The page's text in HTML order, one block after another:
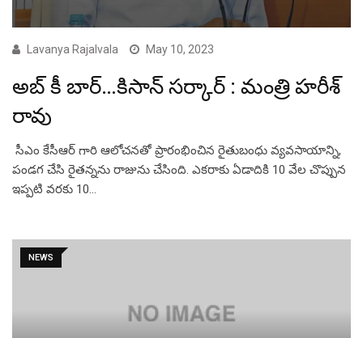
Lavanya Rajalvala May 10, 2023
అబ్ కీ బార్…కిసాన్ సర్కార్ : మంత్రి హరీశ్
రావు
సీఎం కేసీఆర్ గారి ఆలోచనతో ప్రారంభించిన రైతుబంధు వ్యవసాయాన్ని,
పండగ చేసి రైతన్నను రాజును చేసింది. ఎకరాకు ఏడాదికి 10 వేల చొప్పున
ఇప్పటి వరకు 10…
NEWS